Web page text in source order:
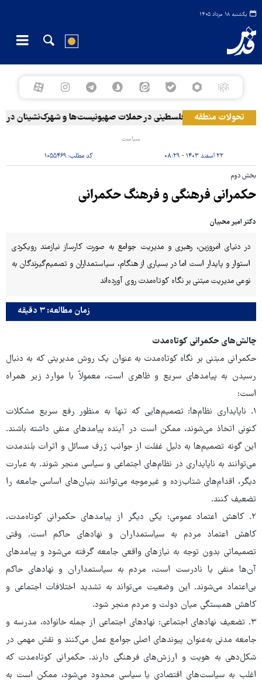
یکشنبه ۱۸ مرداد ۱۴۰۵
تحولات منطقه
۲۰ فلسطینی در حملات صهیونیست‌ها و شهرک‌نشینان در کرانه باختری زخمی شدند
سیاست
۲۲ اسفند ۱۴۰۳ - ۰۸:۲۹ کد مطلب:۱۰۵۵۴۶۹
بخش دوم
حکمرانی فرهنگی و فرهنگ حکمرانی
دکتر امیر محبیان
در دنیای امروزین، رهبری و مدیریت جوامع به ‌صورت کارساز نیازمند رویکردی
استوار و پایدار است اما در بسیاری از هنگام، سیاستمداران و تصمیم‌گیرندگان به
نوعی مدیریت مبتنی بر نگاه کوتاه‌مدت روی آورده‌اند
زمان مطالعه: ۳ دقیقه
چالش‌های حکمرانی کوتاه‌مدت
حکمرانی مبتنی بر نگاه کوتاه‌مدت به‌ عنوان یک روش مدیریتی که به دنبال
رسیدن به پیامدهای سریع و ظاهری است، معمولاً با موارد زیر همراه
است:
۱. ناپایداری نظام‌ها: تصمیم‌هایی که تنها به منظور رفع سریع مشکلات
کنونی اتخاذ می‌شوند، ممکن است در آینده پیامدهای منفی داشته باشند.
این گونه تصمیم‌ها به دلیل غفلت از جوانب ژرف مسائل و اثرات بلندمدت
می‌توانند به ناپایداری در نظام‌های اجتماعی و سیاسی منجر شوند. به عبارت
دیگر، اقدام‌های شتاب‌زده و غیرموجه می‌توانند بنیان‌های اساسی جامعه را
تضعیف کنند.
۲. کاهش اعتماد عمومی: یکی دیگر از پیامدهای حکمرانی کوتاه‌مدت،
کاهش اعتماد مردم به سیاستمداران و نهادهای حاکم است. وقتی
تصمیماتی بدون توجه به نیازهای واقعی جامعه گرفته می‌شود و پیامدهای
آن‌ها منفی یا نادرست است، مردم به سیاستمداران و نهادهای حاکم
بی‌اعتماد می‌شوند. این وضعیت می‌تواند به تشدید اختلافات اجتماعی و
کاهش همبستگی میان دولت و مردم منجر شود.
۳. تضعیف نهادهای اجتماعی: نهادهای اجتماعی از جمله خانواده، مدرسه و
جامعه مدنی به‌عنوان پیوندهای اصلی جوامع عمل می‌کنند و نقش مهمی در
شکل‌دهی به هویت و ارزش‌های فرهنگی دارند. حکمرانی کوتاه‌مدت که
اغلب به سیاست‌های اقتصادی یا سیاسی محدود می‌شود، ممکن است به